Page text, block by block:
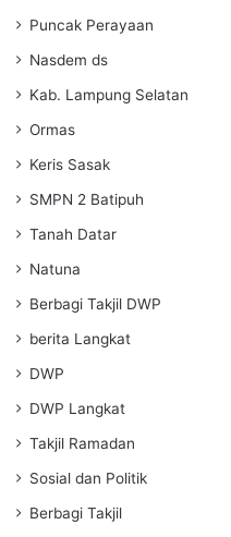
Puncak Perayaan
Nasdem ds
Kab. Lampung Selatan
Ormas
Keris Sasak
SMPN 2 Batipuh
Tanah Datar
Natuna
Berbagi Takjil DWP
berita Langkat
DWP
DWP Langkat
Takjil Ramadan
Sosial dan Politik
Berbagi Takjil